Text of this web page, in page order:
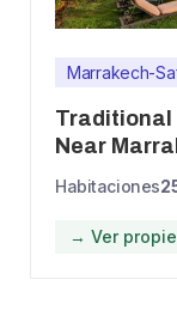
Marrakech-
Traditional
Near
Habitaciones
→ Ver